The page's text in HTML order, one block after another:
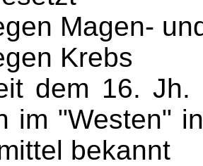
Magen-
Krebs
dem 16. Jh.
im "Westen"
bekannt